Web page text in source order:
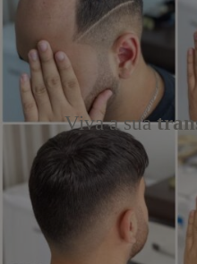
Viva a sua